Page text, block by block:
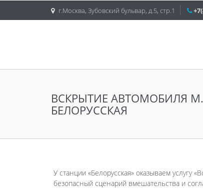
г.Москва, Зубовский бульвар, д.5, стр.1
ВСКРЫТИЕ АВТОМОБИЛЯ М.
БЕЛОРУССКАЯ
У станции «Белорусская» оказываем услугу
безопасный сценарий вмешательства и